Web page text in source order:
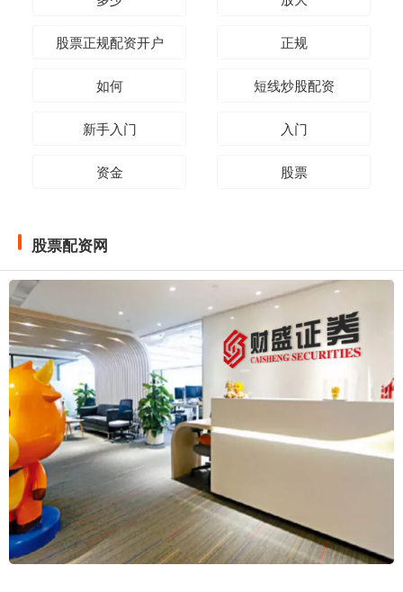
股票正规配资开户 正规
如何 短线炒股配资
新手入门 入门
资金 股票
股票配资网